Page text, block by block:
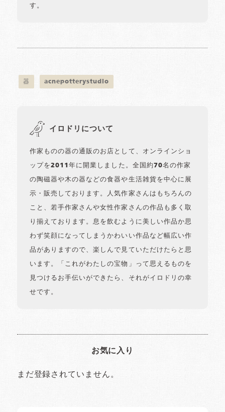
す。
器 acnepotterystudio
イロドリについて
作家ものの器の通販のお店として、オンラインショ
ップを2011年に開業しました。全国約70名の作家
の陶磁器や木の器などの食器や生活雑貨を中心に展
示・販売しております。人気作家さんはもちろんの
こと、若手作家さんや女性作家さんの作品も多く取
り揃えております。息を飲むように美しい作品か思
わず笑顔になってしまうかわいい作品など幅広い作
品がありますので、楽しんで見ていただけたらと思
います。「これがわたしの宝物」って思えるものを
見つけるお手伝いができたら、それがイロドリの幸
せです。
お気に入り
まだ登録されていません。